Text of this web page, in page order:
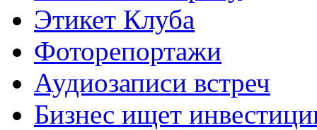
Этикет Клуба
Фоторепортажи
Аудиозаписи встреч
Бизнес ищет